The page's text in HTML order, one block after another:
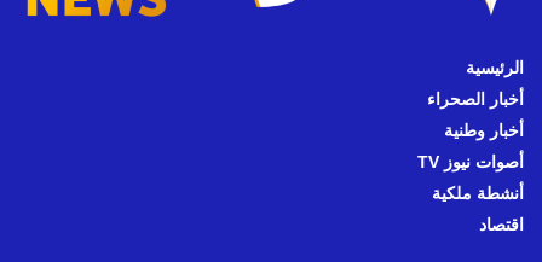
الرئيسية
أخبار الصحراء
أخبار وطنية
أصوات نيوز TV
أنشطة ملكية
اقتصاد